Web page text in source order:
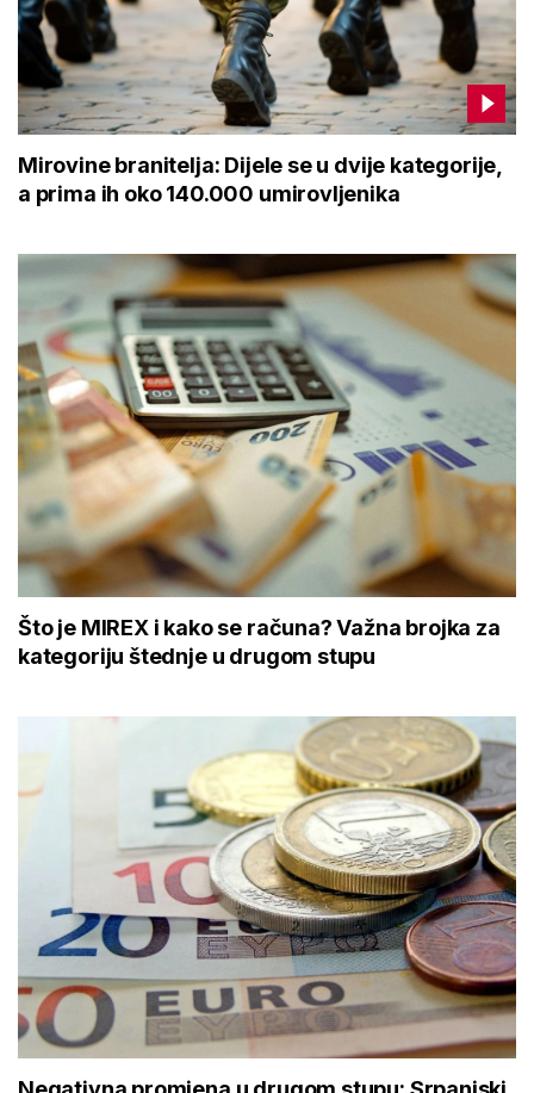
Mirovine branitelja: Dijele se u dvije kategorije,
a prima ih oko 140.000 umirovljenika
Što je MIREX i kako se računa? Važna brojka za
kategoriju štednje u drugom stupu